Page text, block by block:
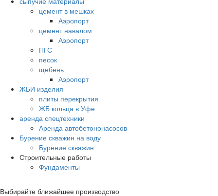
цемент в мешках
Аэропорт
цемент навалом
Аэропорт
ПГС
песок
щебень
Аэропорт
ЖБИ изделия
плиты перекрытия
ЖБ кольца в Уфе
аренда спецтехники
Аренда автобетононасосов
Бурение скважин на воду
Бурение скважин
Строительные работы
Фундаменты
Выбирайте ближайшее производство